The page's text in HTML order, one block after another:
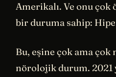
Amerikalı. Ve onu
bir duruma sahip:
Bu, eşine çok ama
nörolojik durum. 2021